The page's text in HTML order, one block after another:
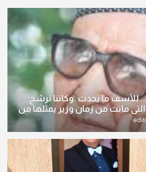
للأسف ما يحدث .وكاننا نرشح
لوزارة ( الثقافة ) التي ماتت من زمان وزير يمثلها من
للثقافة العراقية..